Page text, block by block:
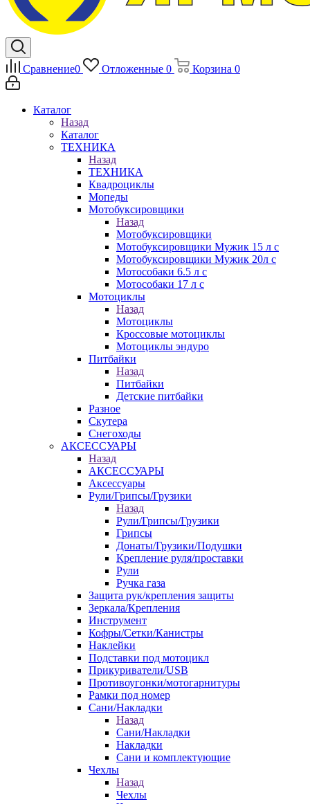
Сравнение0 Отложенные 0 Корзина 0
Каталог
Назад
Каталог
ТЕХНИКА
Назад
ТЕХНИКА
Квадроциклы
Мопеды
Мотобуксировщики
Назад
Мотобуксировщики
Мотобуксировщики Мужик 15 л с
Мотобуксировщики Мужик 20л с
Мотособаки 6.5 л с
Мотособаки 17 л с
Мотоциклы
Назад
Мотоциклы
Кроссовые мотоциклы
Мотоциклы эндуро
Питбайки
Назад
Питбайки
Детские питбайки
Разное
Скутера
Снегоходы
АКСЕССУАРЫ
Назад
АКСЕССУАРЫ
Аксессуары
Рули/Грипсы/Грузики
Назад
Рули/Грипсы/Грузики
Грипсы
Донаты/Грузики/Подушки
Крепление руля/проставки
Рули
Ручка газа
Защита рук/крепления защиты
Зеркала/Крепления
Инструмент
Кофры/Сетки/Канистры
Наклейки
Подставки под мотоцикл
Прикуриватели/USB
Противоугонки/мотогарнитуры
Рамки под номер
Сани/Накладки
Назад
Сани/Накладки
Накладки
Сани и комплектующие
Чехлы
Назад
Чехлы